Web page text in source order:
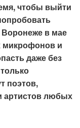
чтобы выйти
в мае
микрофонов и
даже без
поэтов,
артистов любых